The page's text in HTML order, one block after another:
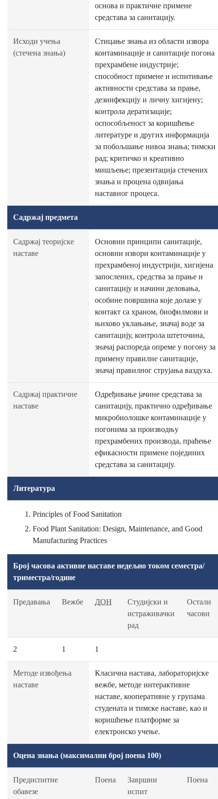
основа и практичне примене
средстава за санитацију.
Исходи учења
(стечена знања)
Стицање знања из области извора
контаминације и санитације погона
прехрамбене индустрије;
способност примене и испитивање
активности средстава за прање,
дезинфекцију и личну хигијену;
контрола дератизације;
оспособљеност за коришћење
литературе и других информација
за побољшање нивоа знања; тимски
рад; критичко и креативно
мишљење; презентација стечених
знања и процена одвијања
наставног процеса.
Садржај предмета
Садржај теоријске
наставе
Основни принципи санитације,
основни извори контаминације у
прехрамбеној индустрији, хигијена
запослених, средства за прање и
санитацију и начини деловања,
особине површина које долазе у
контакт са храном, биофилмови и
њихово уклањање, значај воде за
санитацију, контрола штеточина,
значај распореда опреме у погону за
примену правилне санитације,
значај правилног струјања ваздуха.
Садржај практичне
наставе
Одређивање јачине средстава за
санитацију, практично одређивање
микробиолошке контаминације у
погонима за производњу
прехрамбених производа, праћење
ефикасности примене појединих
средстава за санитацију.
Литература
Principles of Food Sanitation
Food Plant Sanitation: Design, Maintenance, and Good
Manufacturing Practices
Број часова активне наставе недељно током семестра/
триместра/године
Предавања Вежбе ДОН
Студијски и
истраживачки
рад
Остали
часови
2 1 1
Методе извођења
наставе
Класична настава, лабораторијске
вежбе, методе интерактивне
наставе, кооперативне у групама
студената и тимске наставе, као и
коришћење платформе за
електронско учење.
Оцена знања (максимални број поена 100)
Предиспитне
обавезе
Поена
Завршни
испит
Поена